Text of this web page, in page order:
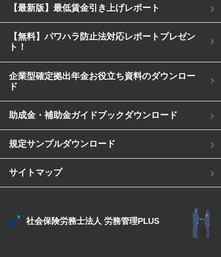
【最新版】最低賃金引き上げレポート
【無料】パワハラ防止法対応レポートプレゼン
ト！
企業型確定拠出年金お役立ち資料のダウンロー
ド
助成金・補助金ガイドブックダウンロード
規定サンプルダウンロード
サイトマップ
社会保険労務士法人 労務管理PLUS